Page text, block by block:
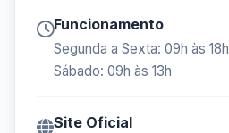
Funcionamento
Segunda a Sexta: 09h às 18h
Sábado: 09h às 13h
Site Oficial